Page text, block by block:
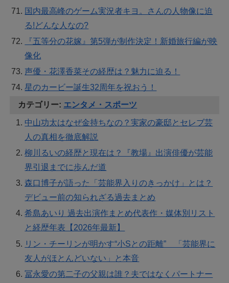
国内最高峰のゲーム実況者キヨ。さんの人物像に迫
る!どんな人なの?
『五等分の花嫁』第5弾が制作決定！新婚旅行編が映
像化
声優・花澤香菜その経歴は？魅力に迫る！
星のカービー誕生32周年を祝おう！
カテゴリー: エンタメ・スポーツ
中山功太はなぜ金持ちなの？実家の豪邸とセレブ芸
人の真相を徹底解説
柳川るいの経歴と現在は？『教場』出演俳優が芸能
界引退までに歩んだ道
森口博子が語った「芸能界入りのきっかけ」とは？
デビュー前の知られざる過去まとめ
希島あいり 過去出演作まとめ代表作・媒体別リスト
と経歴年表【2026年最新】
リン・チーリンが明かす“小Sとの距離” 「芸能界に
友人がほとんどいない」と本音
冨永愛の第二子の父親は誰？夫ではなくパートナー